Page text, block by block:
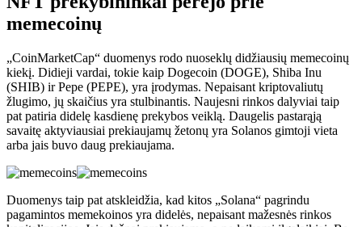
memecoinų
„CoinMarketCap“ duomenys rodo nuoseklų didžiausių memecoinų
kiekį. Didieji vardai, tokie kaip Dogecoin (DOGE), Shiba Inu
(SHIB) ir Pepe (PEPE), yra įrodymas. Nepaisant kriptovaliutų
žlugimo, jų skaičius yra stulbinantis. Naujesni rinkos dalyviai taip
pat patiria didelę kasdienę prekybos veiklą. Daugelis pastarąją
savaitę aktyviausiai prekiaujamų žetonų yra Solanos gimtoji vieta
arba jais buvo daug prekiaujama.
Duomenys taip pat atskleidžia, kad kitos „Solana“ pagrindu
pagamintos memekoinos yra didelės, nepaisant mažesnės rinkos